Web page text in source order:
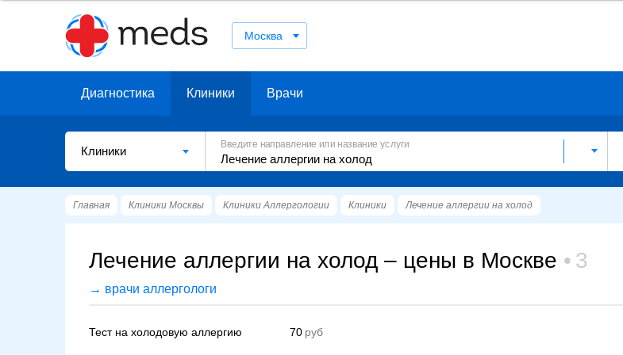
Москва
Диагностика Клиники Врачи
Клиники
Введите направление или название услуги
Главная Клиники Москвы Клиники Аллергологии Клиники Лечение аллергии на холод
Лечение аллергии на холод – цены в Москве 3
→ врачи аллергологи
Тест на холодовую аллергию 70